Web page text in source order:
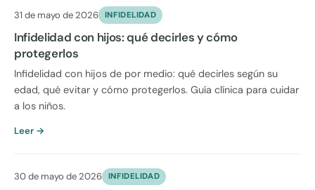
31 de mayo de 2026 INFIDELIDAD
Infidelidad con hijos: qué decirles y cómo
protegerlos
Infidelidad con hijos de por medio: qué decirles según su
edad, qué evitar y cómo protegerlos. Guía clínica para cuidar
a los niños.
Leer →
30 de mayo de 2026 INFIDELIDAD